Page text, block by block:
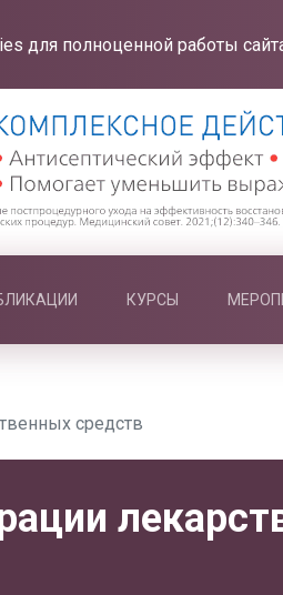
для полноценной работы
КУРСЫ
средств